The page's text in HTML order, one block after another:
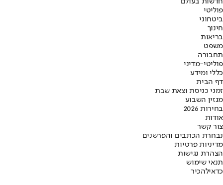
פוליטי
ביטחוני
חינוך
בריאות
משפט
תחבורה
פוליטי-מדיני
כללי ומידע
דף הבית
זמני כניסת וצאת שבת
מגזין השבוע
בחירות 2026
אודות
צור קשר
נבחרת הכתבים והפרשנים
מדיניות פרטיות
הצהרת נגישות
תנאי שימוש
כדאילהכיר